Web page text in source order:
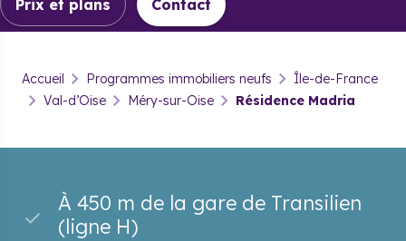
Prix et plans Contact
Résidence Madria
Accueil Programmes immobiliers neufs
Île-de-France
Val-d’Oise
Méry-sur-Oise Résidence Madria
À 450 m de la gare de Transilien
(ligne H)